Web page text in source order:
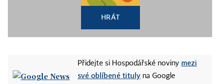
HRÁT
Přidejte si Hospodářské noviny mezi
své oblíbené tituly na Google